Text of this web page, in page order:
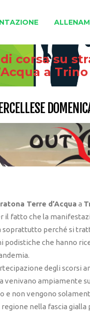
corsa su
a
Terre d’Acqua a
il fatto che la
soprattutto perché si
podistiche che hanno
degli scorsi
venivano ampiamente
e non vengono
regione nella fascia